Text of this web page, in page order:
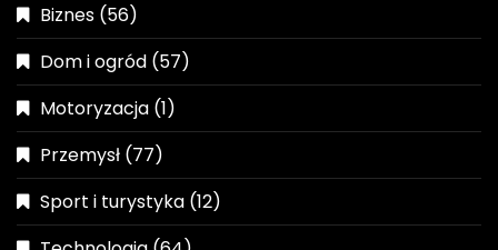
Biznes (56)
Dom i ogród (57)
Motoryzacja (1)
Przemysł (77)
Sport i turystyka (12)